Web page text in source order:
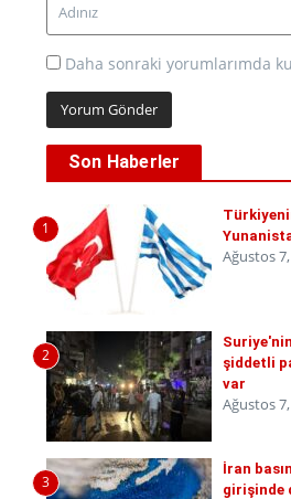
Daha sonraki yorumlarımda
Son Haberler
1
Ağustos
2
şiddetli
var
Ağustos
3
İran
girişinde